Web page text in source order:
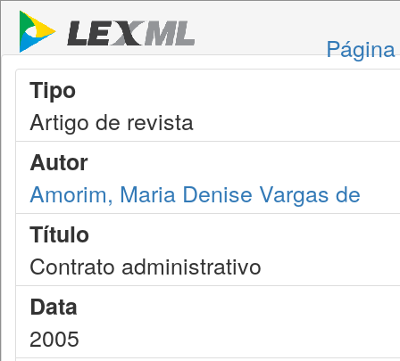
Tipo
Artigo de revista
Autor
Amorim, Maria Denise Vargas de
Título
Contrato administrativo
Data
2005